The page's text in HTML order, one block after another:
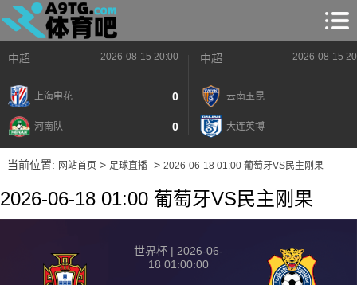
中超 2026-08-15 20:00
上海申花 0
河南队 0
中超 2026-08-15
云南玉昆
大连英博
当前位置: 网站首页> 足球直播> 2026-06-18 01:00 葡萄牙VS民主刚果
2026-06-18 01:00 葡萄牙VS民主刚果
世界杯 | 2026-06-
18 01:00:00